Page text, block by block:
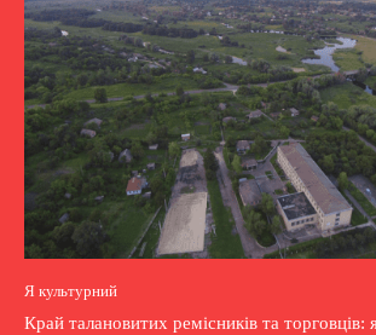
Я культурний
Край талановитих ремісників та торговців: